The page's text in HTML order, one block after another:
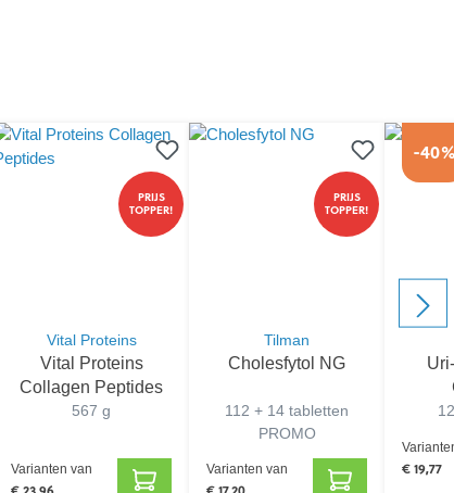
PRIJS
TOPPER!
Vital Proteins
Vital Proteins
Collagen Peptides
567 g
Varianten van
PRIJS
TOPPER!
Tilman
Cholesfytol NG
112 + 14 tabletten
PROMO
Varianten van
-
€ 19,77